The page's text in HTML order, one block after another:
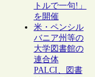
トルで一句!」
を開催
米・ペンシル
バニア州等の
大学図書館の
連合体
PALCI、図書